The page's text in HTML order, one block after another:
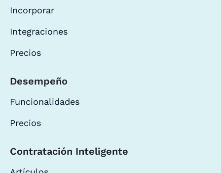
Incorporar
Integraciones
Precios
Desempeño
Funcionalidades
Precios
Contratación Inteligente